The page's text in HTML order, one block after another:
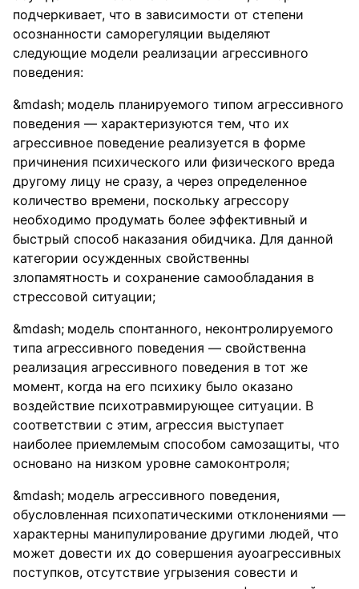
подчеркивает, что в зависимости от степени
осознанности саморегуляции выделяют
следующие модели реализации агрессивного
поведения:
модель планируемого типом агрессивного
поведения — характеризуются тем, что их
агрессивное поведение реализуется в форме
причинения психического или физического вреда
другому лицу не сразу, а через определенное
количество времени, поскольку агрессору
необходимо продумать более эффективный и
быстрый способ наказания обидчика. Для данной
категории осужденных свойственны
злопамятность и сохранение самообладания в
стрессовой ситуации;
модель спонтанного, неконтролируемого
типа агрессивного поведения — свойственна
реализация агрессивного поведения в тот же
момент, когда на его психику было оказано
воздействие психотравмирующее ситуации. В
соответствии с этим, агрессия выступает
наиболее приемлемым способом самозащиты, что
основано на низком уровне самоконтроля;
модель агрессивного поведения,
обусловленная психопатическими отклонениями —
характерны манипулирование другими людей, что
может довести их до совершения ауоагрессивных
поступков, отсутствие угрызения совести и